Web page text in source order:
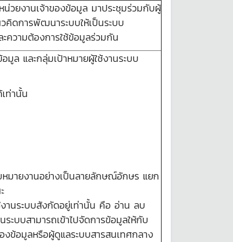
วยงานเจ้าของข้อมูล มาประชุมร่วมกับผู้
ดการพัฒนาระบบให้เป็นระบบ
ความต้องการใช้ข้อมูลร่วมกัน
มูล และกลุ่มเป้าหมายผู้ใช้งานระบบ
ท่านั้น
หมายงานอย่างเป็นลายลักษณ์อักษร แยก
านระบบสังกัดอยู่เท่านั้น คือ อ่าน ลบ
ะบบสามารถเข้าไปจัดการข้อมูลให้กับ
ข้อมูลหรือผู้ดูแลระบบสารสนเทศกลาง